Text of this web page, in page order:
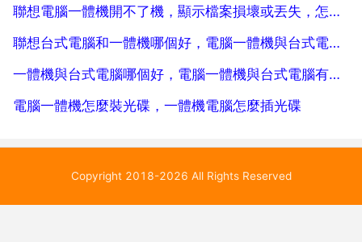
聯想電腦一體機開不了機，顯示檔案損壞或丟失，怎麼辦
聯想台式電腦和一體機哪個好，電腦一體機與台式電腦有什麼差別？
一體機與台式電腦哪個好，電腦一體機與台式電腦有什麼差別？
電腦一體機怎麼裝光碟，一體機電腦怎麼插光碟
Copyright 2018-2026 All Rights Reserved